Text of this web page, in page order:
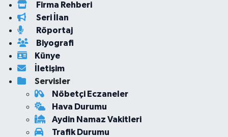
Firma Rehberi
Seri İlan
Röportaj
Biyografi
Künye
İletişim
Servisler
Nöbetçi Eczaneler
Hava Durumu
Aydin Namaz Vakitleri
Trafik Durumu